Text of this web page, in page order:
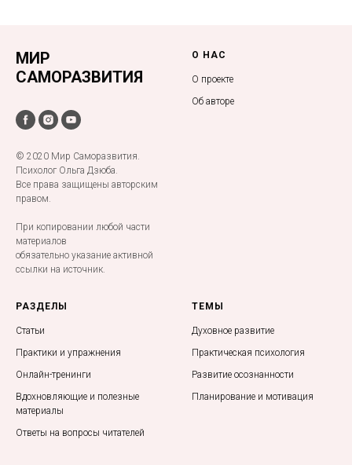
МИР
САМОРАЗВИТИЯ
© 2020 Мир Саморазвития.
Психолог Ольга Дзюба.
Все права защищены авторским
правом.
При копировании любой части
материалов
обязательно указание активной
ссылки на источник.
О НАС
О проекте
Об авторе
РАЗДЕЛЫ
Статьи
Практики и упражнения
Онлайн-тренинги
Вдохновляющие и полезные
материалы
Ответы на вопросы читателей
ТЕМЫ
Духовное развитие
Практическая психология
Развитие осознанности
Планирование и мотивация